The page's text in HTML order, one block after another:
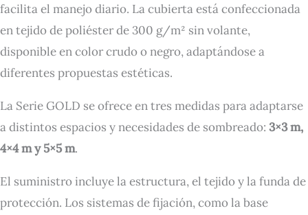
facilita el manejo diario. La cubierta está confeccionada
en tejido de poliéster de 300 g/m² sin volante,
disponible en color crudo o negro, adaptándose a
diferentes propuestas estéticas.
La Serie GOLD se ofrece en tres medidas para adaptarse
a distintos espacios y necesidades de sombreado: 3×3 m,
4×4 m y 5×5 m.
El suministro incluye la estructura, el tejido y la funda de
protección. Los sistemas de fijación, como la base